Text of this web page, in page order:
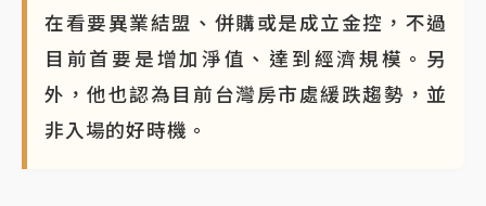
在看要異業結盟、併購或是成立金控，不過
目前首要是增加淨值、達到經濟規模。另
外，他也認為目前台灣房市處緩跌趨勢，並
非入場的好時機。